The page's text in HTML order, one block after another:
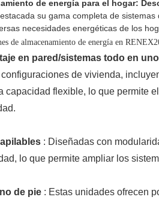
de energía para el hogar:
su gama completa de
necesidades energéticas de los
en pared/sistemas todo en uno
de vivienda,
capacidad flexible, lo que permite
: Diseñadas con
lo que permite ampliar los
de pie : Estas unidades ofrecen